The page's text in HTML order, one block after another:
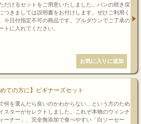
だけるセットをご用意いたしました。パンの焼き戻
つきましては説明書をお付けします。ぜひご利用く
※日付指定不可の商品です。プルダウンでご了承の
トに入れてください。
めての方に】ビギナーズセット
何を選んだら良いのかわからない…という方のため
スターがセレクトしました。これぞ本物のウィンナ
ーナー」、完全無添加で食べやすい「白ソーセー